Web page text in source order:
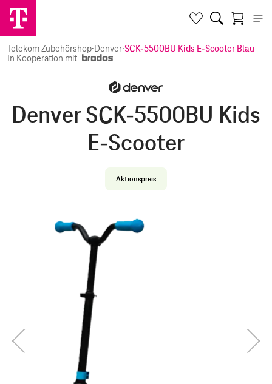
Telekom Zubehörshop·Denver·SCK-5500BU Kids E-Scooter Blau
In Kooperation mit
Denver SCK-5500BU Kids
E-Scooter
Aktionspreis